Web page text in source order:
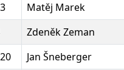
Matěj Marek
Zdeněk Zeman
Jan Šneberger